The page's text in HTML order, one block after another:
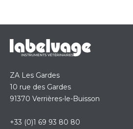
ZA Les Gardes
10 rue des Gardes
91370 Verrières-le-Buisson
+33 (0)1 69 93 80 80